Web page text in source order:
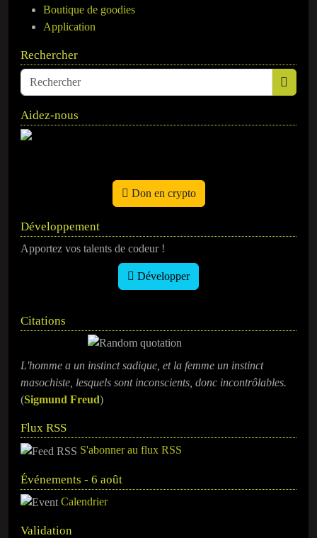
Boutique de goodies
Application
Rechercher
Aidez-nous
Don en crypto
Développement
Apportez vos talents de codeur !
Développer
Citations
L'homme a un instinct sadique, et la femme un instinct
masochiste, lesquels sont inconscients, donc incontrôlables.
(Sigmund Freud)
Flux RSS
S'abonner au flux RSS
Événements - 6 août
Calendrier
Validation